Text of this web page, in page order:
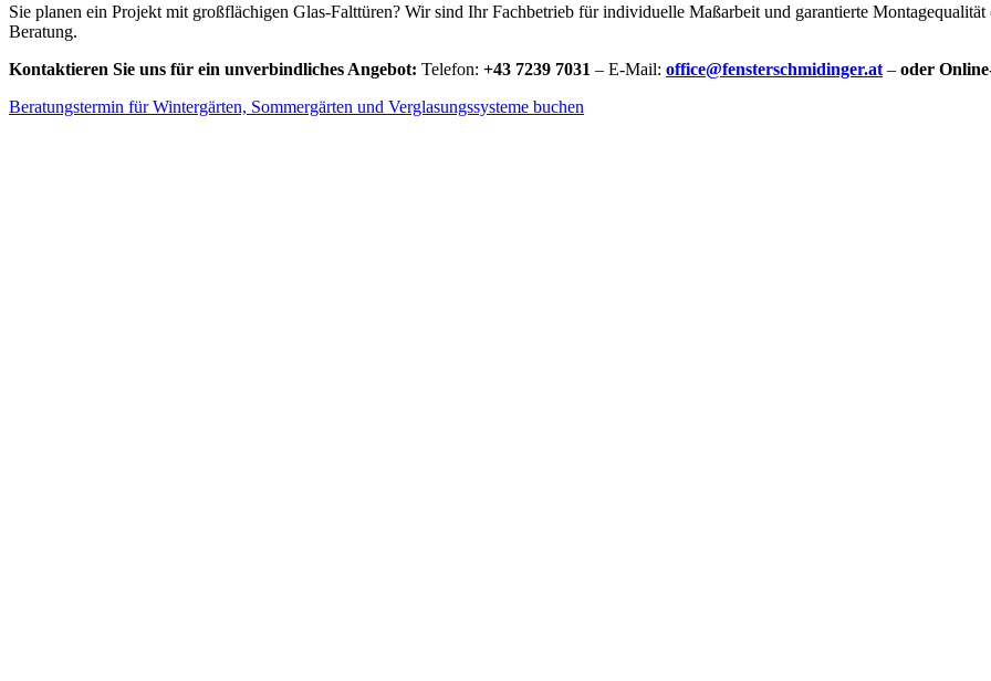
Sie planen ein Projekt mit großflächigen Glas-Falttüren? Wir sind Ihr Fachbetrieb für individuelle Maßarbeit und garantierte
Beratung.
Kontaktieren Sie uns für ein unverbindliches Angebot: Telefon: +43 7239 7031 – E-Mail: office@fensterschmidinger.at – oder
Beratungstermin für Wintergärten, Sommergärten und Verglasungssysteme buchen